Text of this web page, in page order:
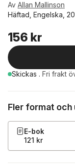
Av Allan Mallinson
Häftad, Engelska,
156 kr
Skickas . Fri frakt
Fler format och
E-bok
121 kr